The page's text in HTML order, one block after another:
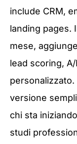
include CRM,
landing pages.
mese,
lead scoring,
personalizzato.
versione
chi sta
studi